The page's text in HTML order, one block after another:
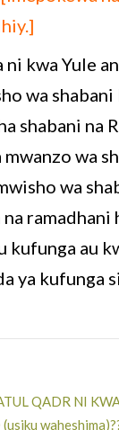
kwa Yule
wa
shabani na
wa
wa
ramadhani
kufunga au
ya kufunga
QADR NI